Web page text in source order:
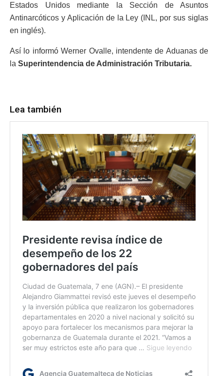
Estados Unidos mediante la Sección de Asuntos
Antinarcóticos y Aplicación de la Ley (INL, por sus siglas
en inglés).
Así lo informó Werner Ovalle, intendente de Aduanas de
la Superintendencia de Administración Tributaria.
Lea también